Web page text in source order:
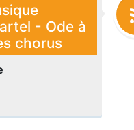
- Ode à
chorus